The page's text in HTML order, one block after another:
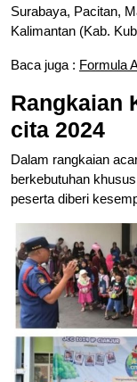
Surabaya, Pacitan,
Kalimantan (Kab.
Baca juga : Formula
Rangkaian
cita 2024
Dalam rangkaian
berkebutuhan
peserta diberi